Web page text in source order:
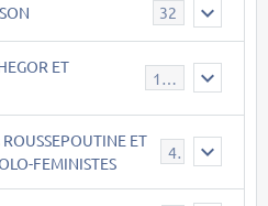
32
ET
147
ET
FEMINISTES
40